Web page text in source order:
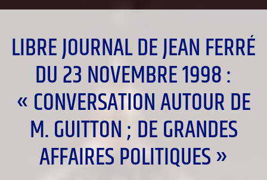
LIBRE JOURNAL DE JEAN FERRÉ
DU 23 NOVEMBRE 1998 :
« CONVERSATION AUTOUR DE
M. GUITTON ; DE GRANDES
AFFAIRES POLITIQUES »